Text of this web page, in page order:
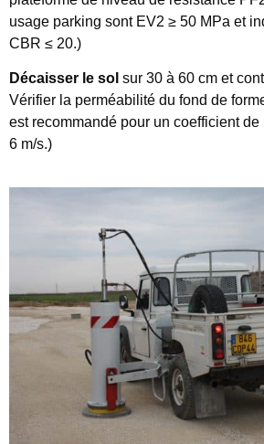
usage parking sont EV2 ≥ 50 MPa et
CBR ≤ 20.)
Décaisser le sol sur 30 à 60 cm et
Vérifier la perméabilité du fond de
est recommandé pour un coefficient
6 m/s.)